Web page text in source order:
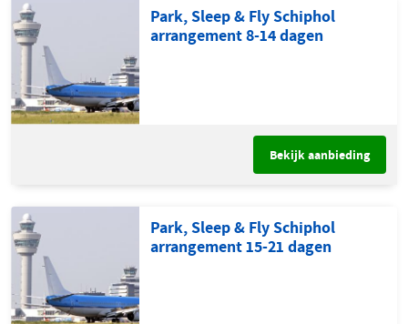
Park, Sleep & Fly Schiphol
arrangement 8-14 dagen
Bekijk aanbieding
Park, Sleep & Fly Schiphol
arrangement 15-21 dagen